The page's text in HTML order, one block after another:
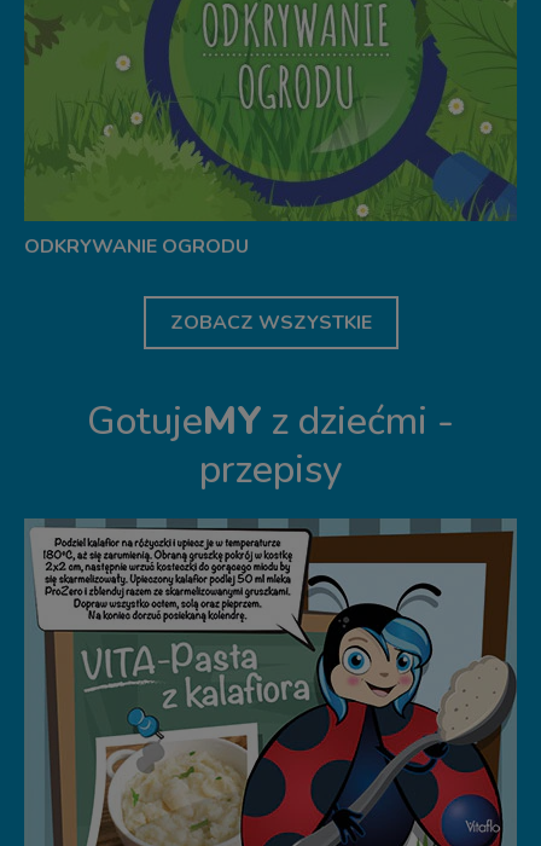
ODKRYWANIE OGRODU
ZOBACZ WSZYSTKIE
GotujeMY z dziećmi -
przepisy